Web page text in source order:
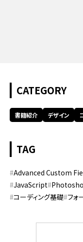
CATEGORY
書籍紹介 デザイン
TAG
Advanced Custom
JavaScript
コーディング基礎 フォ